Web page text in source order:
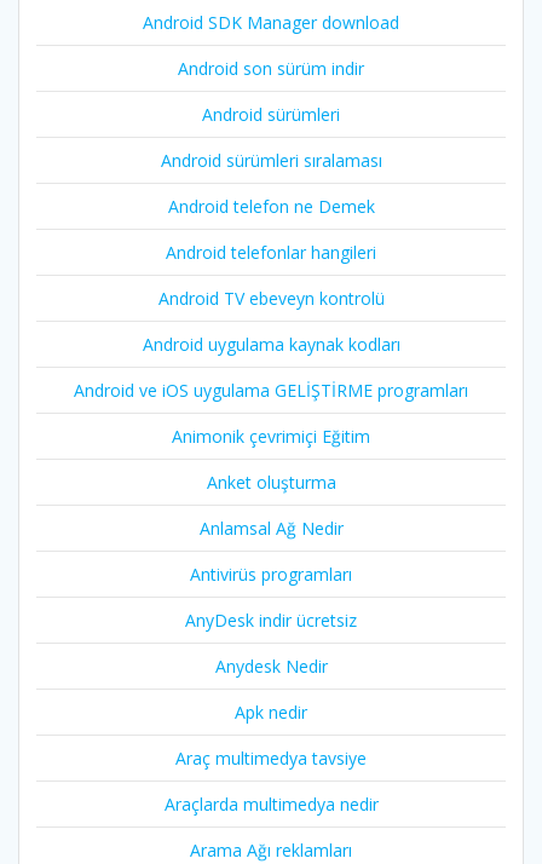
Android SDK Manager download
Android son sürüm indir
Android sürümleri
Android sürümleri sıralaması
Android telefon ne Demek
Android telefonlar hangileri
Android TV ebeveyn kontrolü
Android uygulama kaynak kodları
Android ve iOS uygulama GELİŞTİRME programları
Animonik çevrimiçi Eğitim
Anket oluşturma
Anlamsal Ağ Nedir
Antivirüs programları
AnyDesk indir ücretsiz
Anydesk Nedir
Apk nedir
Araç multimedya tavsiye
Araçlarda multimedya nedir
Arama Ağı reklamları